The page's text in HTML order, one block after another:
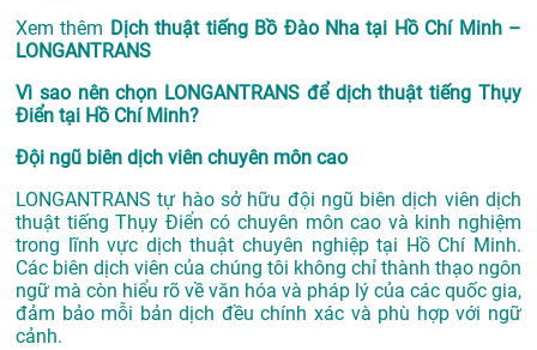
Xem thêm Dịch thuật tiếng Bồ Đào Nha tại Hồ Chí Minh –
LONGANTRANS
Vì sao nên chọn LONGANTRANS để dịch thuật tiếng Thụy
Điển tại Hồ Chí Minh?
Đội ngũ biên dịch viên chuyên môn cao
LONGANTRANS tự hào sở hữu đội ngũ biên dịch viên dịch
thuật tiếng Thụy Điển có chuyên môn cao và kinh nghiệm
trong lĩnh vực dịch thuật chuyên nghiệp tại Hồ Chí Minh.
Các biên dịch viên của chúng tôi không chỉ thành thạo ngôn
ngữ mà còn hiểu rõ về văn hóa và pháp lý của các quốc gia,
đảm bảo mỗi bản dịch đều chính xác và phù hợp với ngữ
cảnh.